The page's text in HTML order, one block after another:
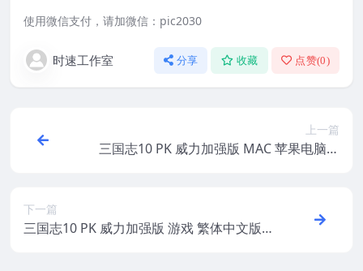
使用微信支付，请加微信：pic2030
时速工作室 分享 收藏 点赞(0)
上一篇
三国志10 PK 威力加强版 MAC 苹果电脑游
下一篇
三国志10 PK 威力加强版 游戏 繁体中文版